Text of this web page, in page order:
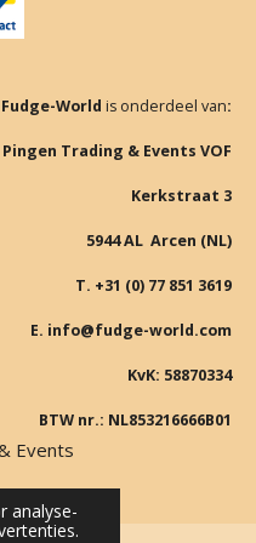
analyse-
Fudge-World is onderdeel van:
Pingen Trading & Events VOF
Kerkstraat 3
5944 AL Arcen (NL)
T. +31 (0) 77 851 3619
E. info@fudge-world.com
KvK: 58870334
BTW nr.: NL853216666B01
Events